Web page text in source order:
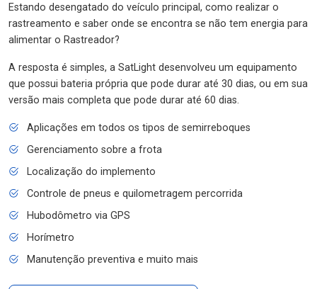
Estando desengatado do veículo principal, como realizar o
rastreamento e saber onde se encontra se não tem energia para
alimentar o Rastreador?
A resposta é simples, a SatLight desenvolveu um equipamento
que possui bateria própria que pode durar até 30 dias, ou em sua
versão mais completa que pode durar até 60 dias.
Aplicações em todos os tipos de semirreboques
Gerenciamento sobre a frota
Localização do implemento
Controle de pneus e quilometragem percorrida
Hubodômetro via GPS
Horímetro
Manutenção preventiva e muito mais